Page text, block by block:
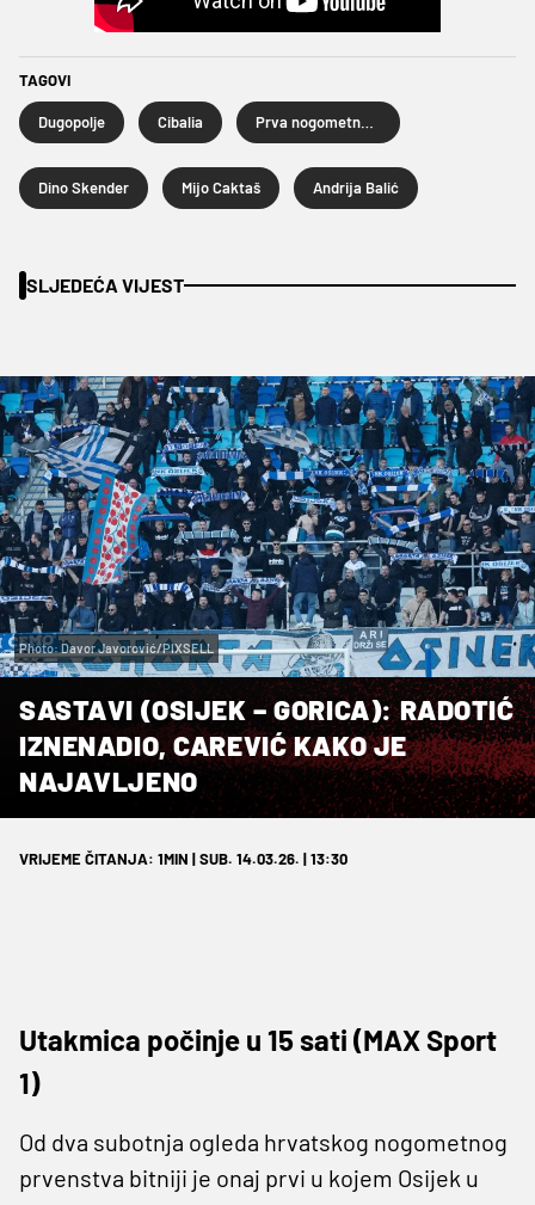
TAGOVI
Dugopolje Cibalia
Dino Skender Mijo Caktaš Andrija Balić
SLJEDEĆA VIJEST
Photo: Davor Javorović/PIXSELL
SASTAVI (OSIJEK – GORICA): RADOTIĆ
IZNENADIO, CAREVIĆ KAKO JE
NAJAVLJENO
VRIJEME ČITANJA: 1MIN | SUB. 14.03.26. | 13:30
Utakmica počinje u 15 sati (MAX Sport
1)
Od dva subotnja ogleda hrvatskog nogometnog
prvenstva bitniji je onaj prvi u kojem Osijek u